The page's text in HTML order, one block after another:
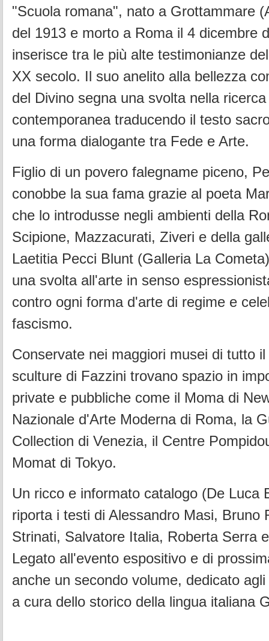
"Scuola romana", nato a Grottammare
del 1913 e morto a Roma il 4 dicembre
inserisce tra le più alte testimonianze
XX secolo. Il suo anelito alla bellezza
del Divino segna una svolta nella
contemporanea traducendo il testo
una forma dialogante tra Fede e Arte.
Figlio di un povero falegname piceno,
conobbe la sua fama grazie al poeta
che lo introdusse negli ambienti della
Scipione, Mazzacurati, Ziveri e della
Laetitia Pecci Blunt (Galleria La
una svolta all'arte in senso
contro ogni forma d'arte di regime e
fascismo.
Conservate nei maggiori musei di tutto
sculture di Fazzini trovano spazio in
private e pubbliche come il Moma di
Nazionale d'Arte Moderna di Roma, la
Collection di Venezia, il Centre
Momat di Tokyo.
Un ricco e informato catalogo (De Luca
riporta i testi di Alessandro Masi, Bruno
Strinati, Salvatore Italia, Roberta Serra
Legato all'evento espositivo e di
anche un secondo volume, dedicato
a cura dello storico della lingua italiana